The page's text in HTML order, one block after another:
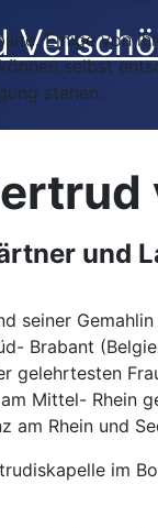
und
seiner
Brabant
gelehrtesten
Mittel- Rhein
am Rhein und
im
Einige von
selbst
stehen.